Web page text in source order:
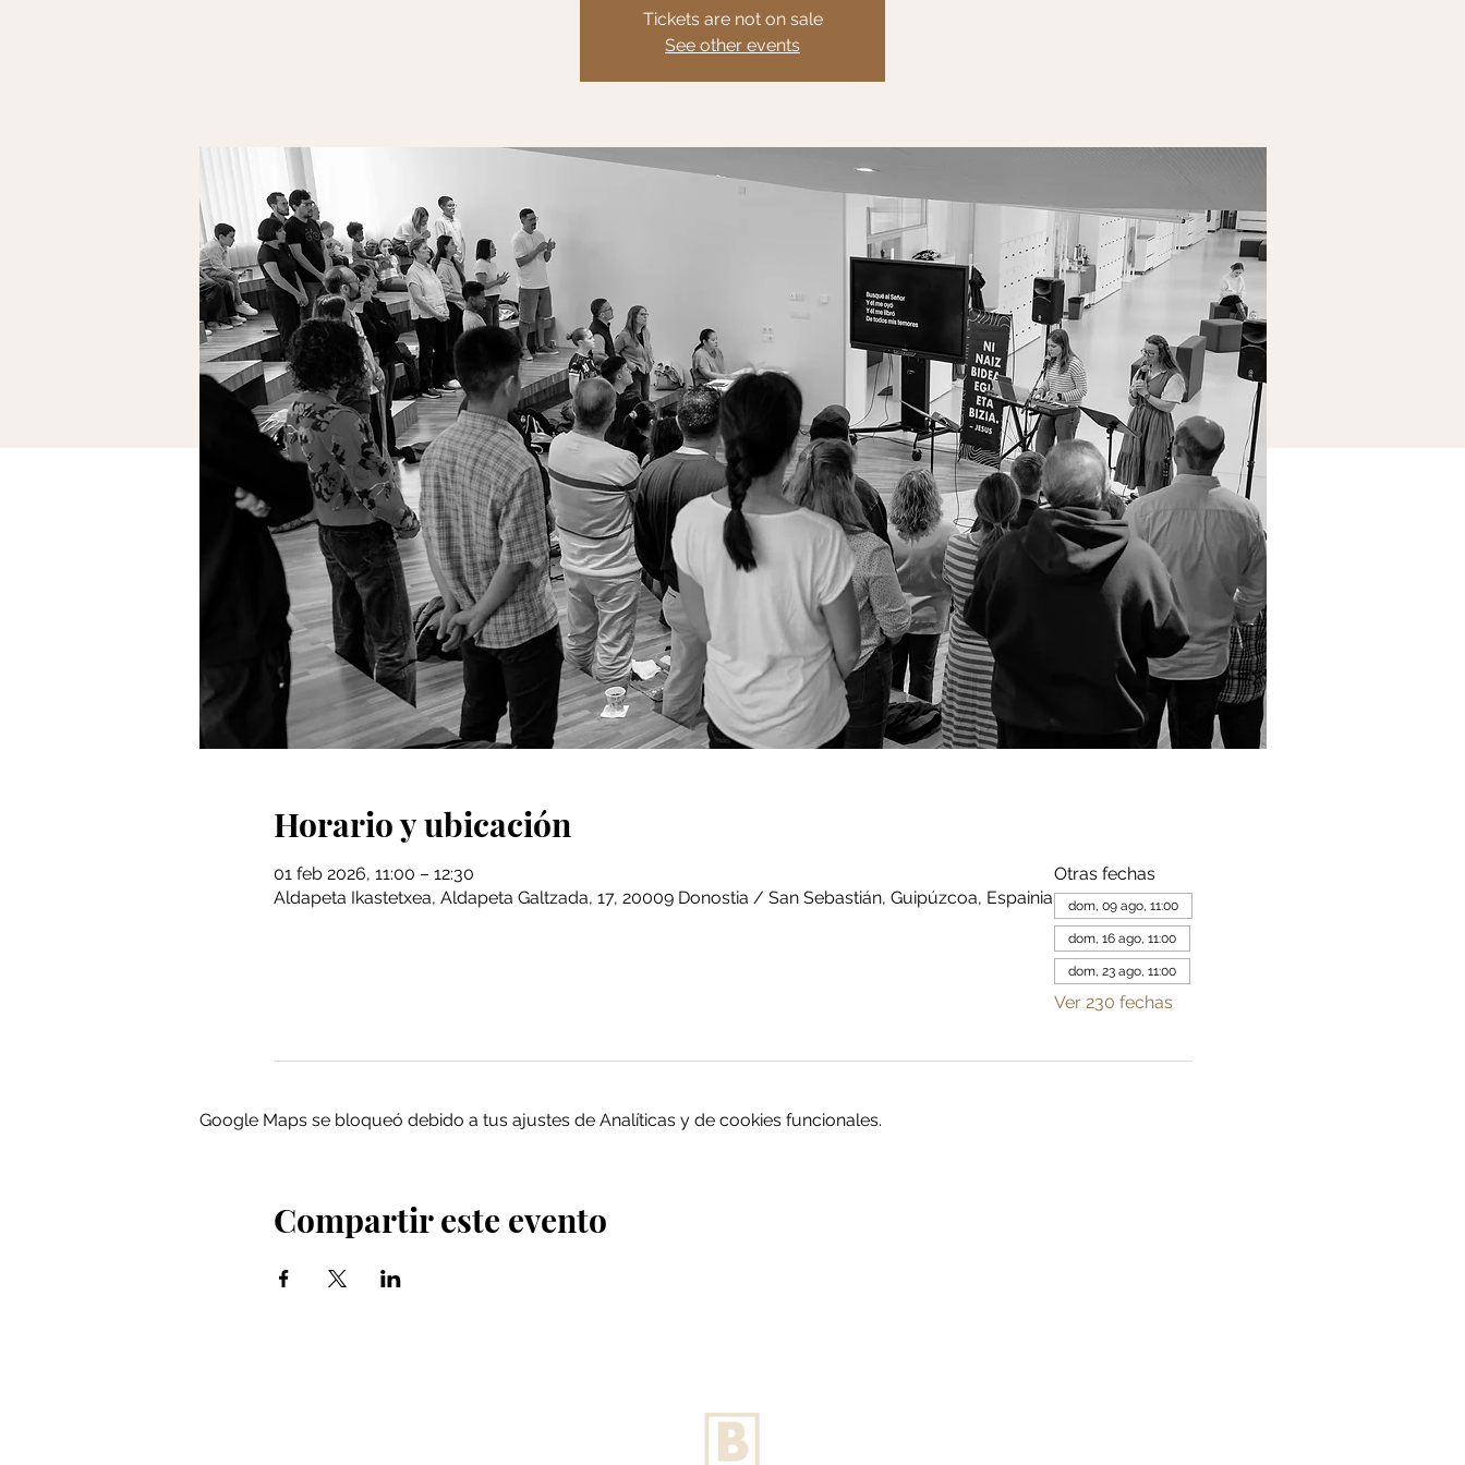
Tickets are not on sale
See other events
Horario y ubicación
01 feb 2026, 11:00 – 12:30
Aldapeta Ikastetxea, Aldapeta Galtzada, 17, 20009 Donostia / San Sebastián, Guipúzcoa, Espainia
Otras fechas
dom, 09 ago, 11:00
dom, 16 ago, 11:00
dom, 23 ago, 11:00
Ver 230 fechas
Google Maps se bloqueó debido a tus ajustes de Analíticas y de cookies funcionales.
Compartir este evento